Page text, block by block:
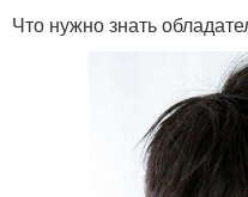
Что нужно знать